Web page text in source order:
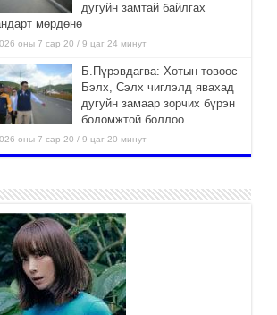
дугуйн замтай байлгах
мөрдөнө
оны 7 сар 20 / 9 цаг 24 минут
Б.Пүрэвдагва: Хотын төвөөс
Бэлх, Сэлх чиглэлд явахад
дугуйн замаар зорчих бүрэн
боломжтой боллоо
оны 7 сар 20 / 9 цаг 20 минут
шугам хоолойн ажил 80
хувьтай үргэлжилж байна
оны 7 сар 20 / 9 цаг 14 минут
Усархаг аадар бороо орж
байгаа тул аюулгүй байдлаа
хангаж, үер усны аюулаас
сэрэмжлэхийг нийслэлийн